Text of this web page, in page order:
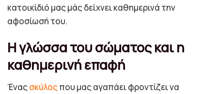
κατοικίδιό μας μάς δείχνει καθημερινά την
αφοσίωσή του.
Η γλώσσα του σώματος και η
καθημερινή επαφή
Ένας σκύλος που μας αγαπάει φροντίζει να